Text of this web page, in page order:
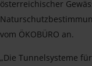
österreichischer
vom ÖKOBÜRO an.
„Die Tunnelsysteme